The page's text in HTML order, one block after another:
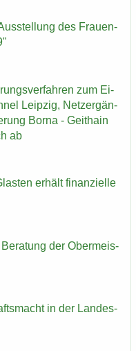
des Frau­en­
zum Ei­
Leip­zig, Netz­er­gän­
Borna - Geit­hain
ab
er­hält fi­nan­zi­el­le
der Ober­meis­
in der Lan­des­